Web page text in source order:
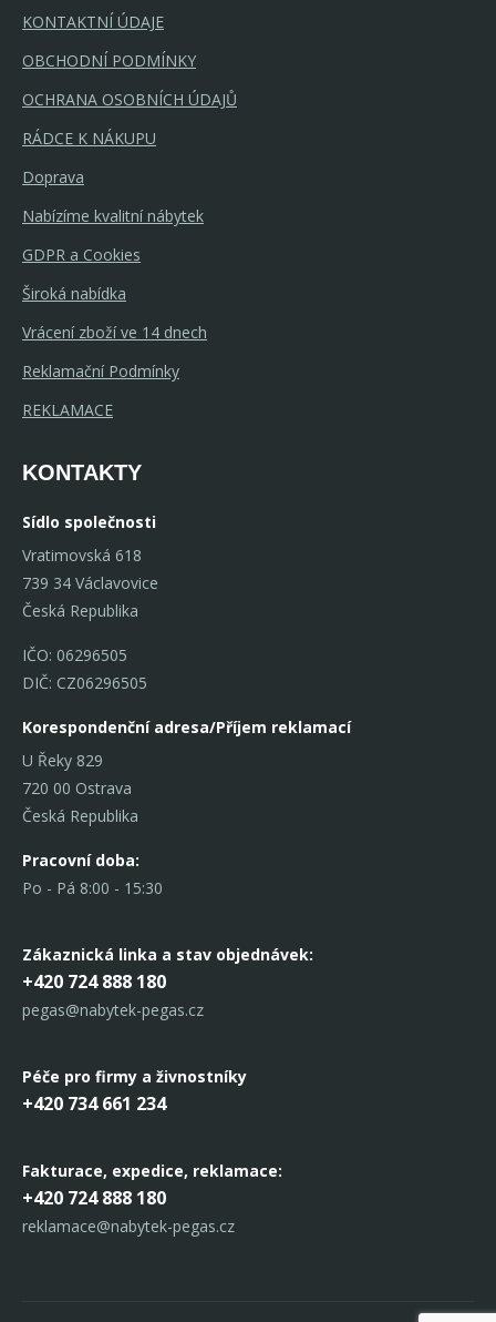
KONTAKTNÍ ÚDAJE
OBCHODNÍ PODMÍNKY
OCHRANA OSOBNÍCH ÚDAJŮ
RÁDCE K NÁKUPU
Doprava
Nabízíme kvalitní nábytek
GDPR a Cookies
Široká nabídka
Vrácení zboží ve 14 dnech
Reklamační Podmínky
REKLAMACE
KONTAKTY
Sídlo společnosti
Vratimovská 618
739 34 Václavovice
Česká Republika
IČO: 06296505
DIČ: CZ06296505
Korespondenční adresa/Příjem reklamací
U Řeky 829
720 00 Ostrava
Česká Republika
Pracovní doba:
Po - Pá 8:00 - 15:30
Zákaznická linka a stav objednávek:
+420 724 888 180
pegas@nabytek-pegas.cz
Péče pro firmy a živnostníky
+420 734 661 234
Fakturace, expedice, reklamace:
+420 724 888 180
reklamace@nabytek-pegas.cz